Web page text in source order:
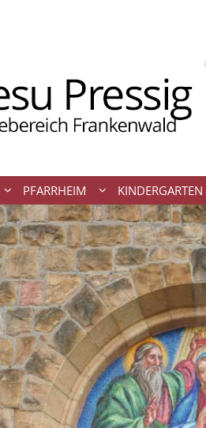
PFARRHEIM KINDERGARTEN